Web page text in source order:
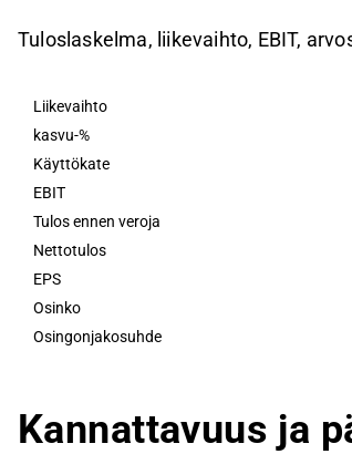
Tuloslaskelma, liikevaihto, EBIT,
Liikevaihto
kasvu-%
Käyttökate
EBIT
Tulos ennen veroja
Nettotulos
EPS
Osinko
Osingonjakosuhde
Kannattavuus ja